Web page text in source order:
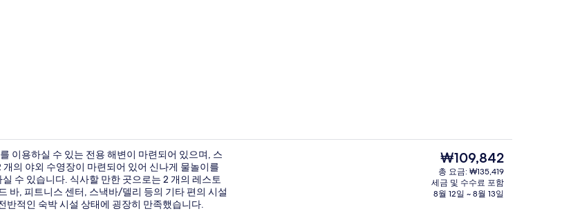
주니어 스위트 | 욕실 | 샤워기/욕조 결합, 레인폴 샤워기, 무료 세면용품, 헤어드라이어
레스토랑
이용하실 수 있는 전용 해변이 마련되어 있으며, 스
의 야외 수영장이 마련되어 있어 신나게 물놀이를
수 있습니다. 식사할 만한 곳으로는 2 개의 레스토
바, 피트니스 센터, 스낵바/델리 등의 기타 편의 시설
반적인 숙박 시설 상태에 굉장히 만족했습니다.
현
재
가
격
₩109,842
총 요금: ₩135,419
세금 및 수수료 포함
8월 12일 ~ 8월 13일